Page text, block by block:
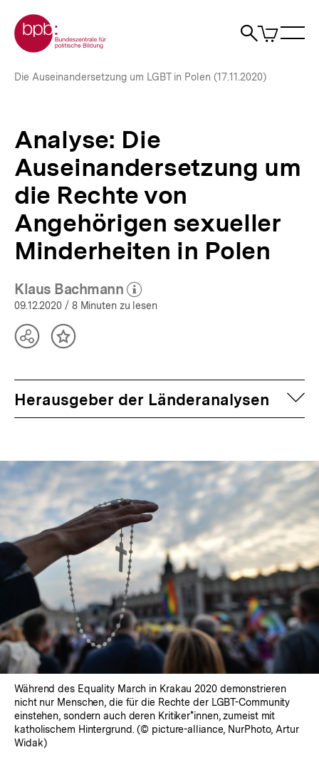
zum
Seiteninhalt
springen
Zur Startseite der bpb
Suche
Artikel
im
Analyse:
Rechte
von
Angehörigen
sexueller
Minderheiten
Polen
bpb.de
Brotkrümelnavigation
Pfadnavigation
Die Auseinandersetzung um LGBT in Polen (17.11.2020)
Analyse: Die
Auseinandersetzung um
die Rechte von
Angehörigen sexueller
Minderheiten in Polen
Klaus Bachmann
(Mehr zum Autor)
öffnen
09.12.2020 / 8 Minuten zu lesen
TeilenInhalt
Herausgeber der Länderanalysen
Während des Equality March in Krakau 2020 demonstrieren
nicht nur Menschen, die für die Rechte der LGBT-Community
einstehen, sondern auch deren Kritiker*innen, zumeist mit
katholischem Hintergrund. (© picture-alliance, NurPhoto, Artur
Widak)